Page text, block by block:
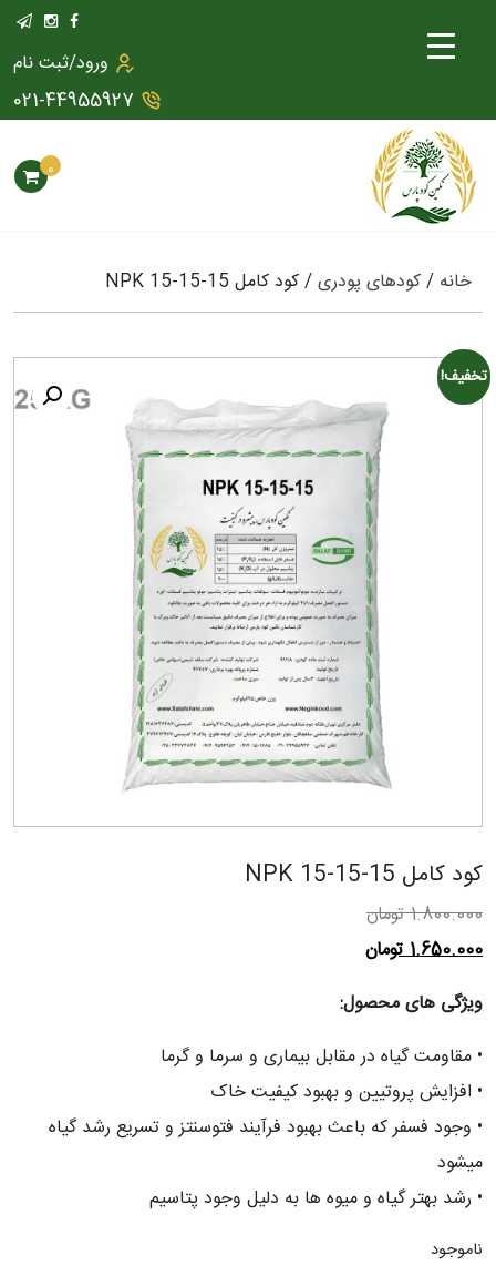
ورود/ثبت نام
021-44955927
0
خانه /کودهای پودری/ کود کامل NPK 15-15-15
تخفیف!
کود کامل NPK 15-15-15
1.800.000تومان
1.650.000تومان
ویژگی های محصول:
• مقاومت گیاه در مقابل بیماری و سرما و گرما
• افزایش پروتیین و بهبود کیفیت خاک
• وجود فسفر که باعث بهبود فرآیند فتوسنتز و تسریع رشد گیاه
میشود
• رشد بهتر گیاه و میوه ها به دلیل وجود پتاسیم
ناموجود